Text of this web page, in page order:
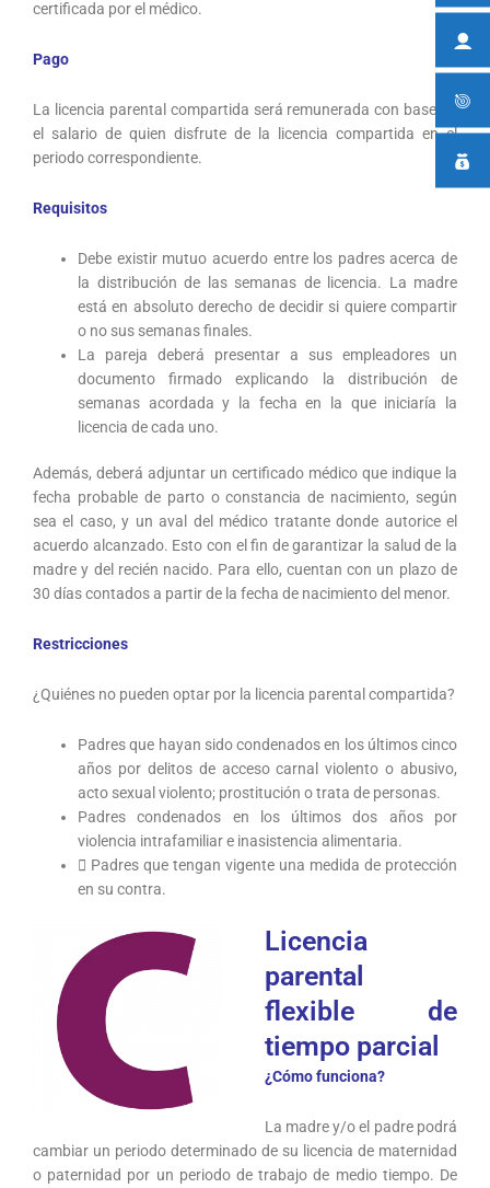
certificada por el médico.
Pago
La licencia parental compartida será remunerada con base en
el salario de quien disfrute de la licencia compartida en el
periodo correspondiente.
Requisitos
Debe existir mutuo acuerdo entre los padres acerca de
la distribución de las semanas de licencia. La madre
está en absoluto derecho de decidir si quiere compartir
o no sus semanas finales.
La pareja deberá presentar a sus empleadores un
documento firmado explicando la distribución de
semanas acordada y la fecha en la que iniciaría la
licencia de cada uno.
Además, deberá adjuntar un certificado médico que indique la
fecha probable de parto o constancia de nacimiento, según
sea el caso, y un aval del médico tratante donde autorice el
acuerdo alcanzado. Esto con el fin de garantizar la salud de la
madre y del recién nacido. Para ello, cuentan con un plazo de
30 días contados a partir de la fecha de nacimiento del menor.
Restricciones
¿Quiénes no pueden optar por la licencia parental compartida?
Padres que hayan sido condenados en los últimos cinco
años por delitos de acceso carnal violento o abusivo,
acto sexual violento; prostitución o trata de personas.
Padres condenados en los últimos dos años por
violencia intrafamiliar e inasistencia alimentaria.
 Padres que tengan vigente una medida de protección
en su contra.
Licencia
parental
flexible de
tiempo parcial
¿Cómo funciona?
La madre y/o el padre podrá
cambiar un periodo determinado de su licencia de maternidad
o paternidad por un periodo de trabajo de medio tiempo. De